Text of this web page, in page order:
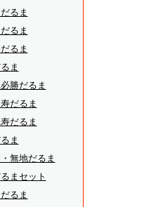
るま
るま
るま
ま
勝だるま
だるま
だるま
ま
無地だるま
まセット
るま